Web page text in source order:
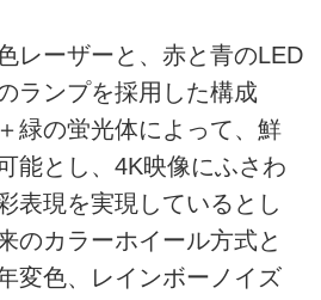
レーザーと、赤と青のLED
ランプを採用した構成
緑の蛍光体によって、鮮
能とし、4K映像にふさわ
表現を実現しているとし
のカラーホイール方式と
変色、レインボーノイズ